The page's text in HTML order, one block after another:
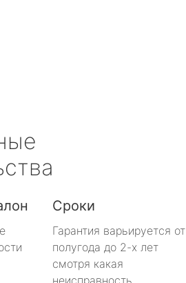
Сроки
Гарантия варьируется от
полугода до 2-х лет
смотря какая
неисправность.